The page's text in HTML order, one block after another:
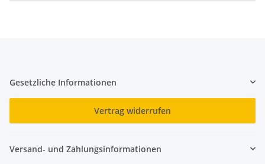
Gesetzliche Informationen
Vertrag widerrufen
Versand- und Zahlungsinformationen